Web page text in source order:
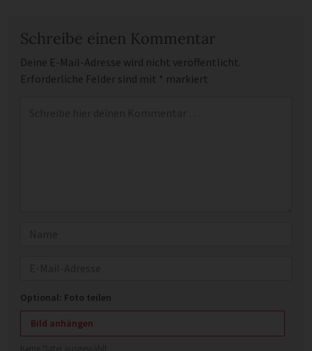
Schreibe einen Kommentar
Deine E-Mail-Adresse wird nicht veröffentlicht.
Erforderliche Felder sind mit * markiert
Optional: Foto teilen
Bild anhängen